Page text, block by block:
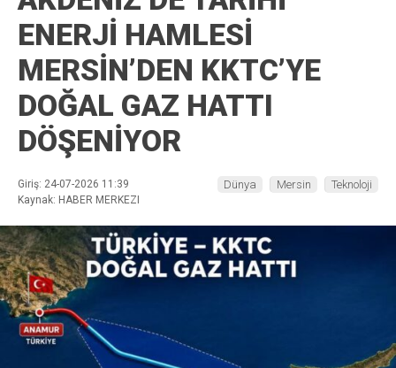
ENERJİ HAMLESİ
MERSİN’DEN KKTC’YE
DOĞAL GAZ HATTI
DÖŞENİYOR
Giriş: 24-07-2026 11:39
Kaynak: HABER MERKEZI
Dünya Mersin Teknoloji